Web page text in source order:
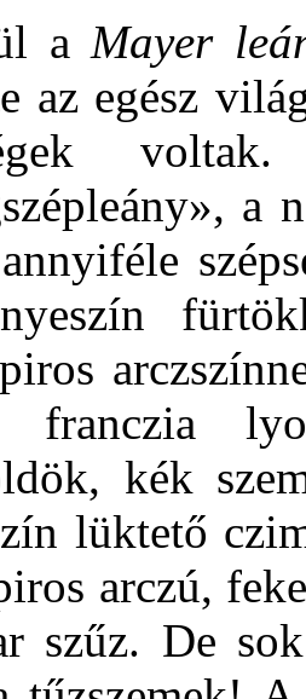
aMayer
az egész
a
franczia
kék
lüktető
arczú,
szűz. De